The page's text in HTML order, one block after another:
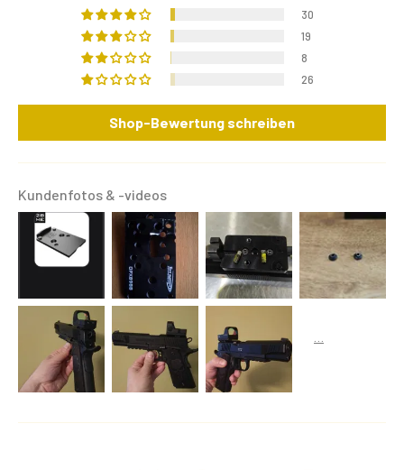
30
19
8
26
Shop-Bewertung schreiben
Kundenfotos & -videos